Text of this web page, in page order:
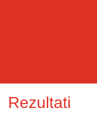
Rezultati